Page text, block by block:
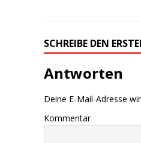
SCHREIBE DEN
Antworten
Deine E-Mail-Adresse
Kommentar